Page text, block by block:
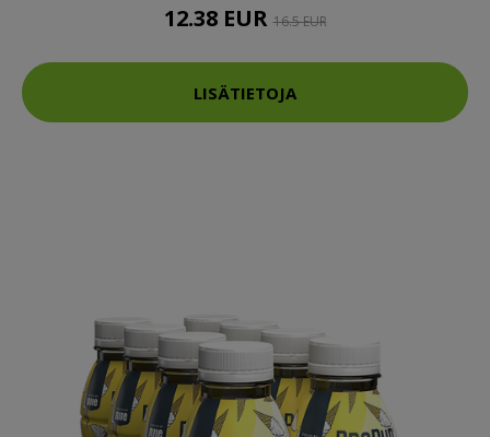
12.38 EUR16.5 EUR
LISÄTIETOJA